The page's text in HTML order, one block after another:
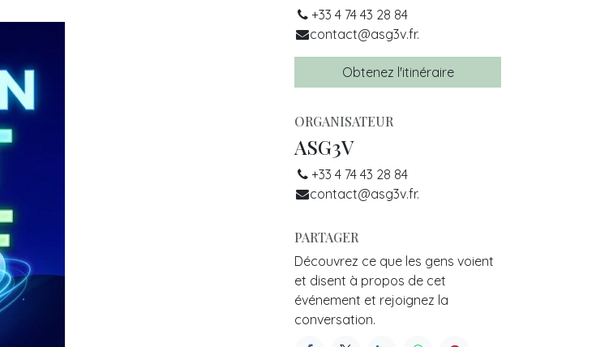
+33 4 74 43 28 84
contact@asg3v.fr.
Obtenez l'itinéraire
ORGANISATEUR
ASG3V
+33 4 74 43 28 84
contact@asg3v.fr.
PARTAGER
Découvrez ce que les gens voient
et disent à propos de cet
événement et rejoignez la
conversation.